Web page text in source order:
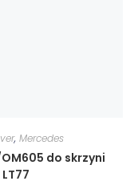
, Mercedes
do skrzyni